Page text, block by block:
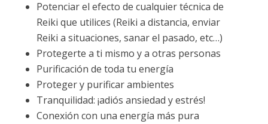
Potenciar el efecto de cualquier técnica de
Reiki que utilices (Reiki a distancia, enviar
Reiki a situaciones, sanar el pasado, etc…)
Protegerte a ti mismo y a otras personas
Purificación de toda tu energía
Proteger y purificar ambientes
Tranquilidad: ¡adiós ansiedad y estrés!
Conexión con una energía más pura